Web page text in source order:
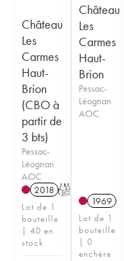
Château
Les
Carmes
Haut-
Brion
(CBO à
partir de
3 bts)
Pessac-
Léognan
AOC
2018 T
Lot de 1
bouteille
| 40 en
stock
Château
Les
Carmes
Haut-
Brion
Pessac-
Léognan
AOC
1969
Lot de 1
bouteille
| 0
enchère